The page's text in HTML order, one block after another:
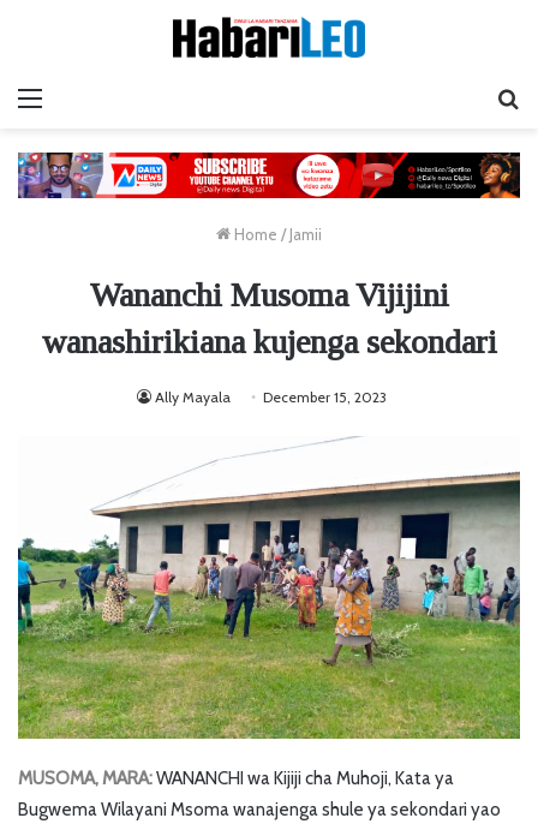
Home / Jamii
Wananchi Musoma Vijijini
wanashirikiana kujenga sekondari
Ally Mayala December 15, 2023
MUSOMA, MARA:WANANCHI wa Kijiji cha Muhoji, Kata ya
Bugwema Wilayani Msoma wanajenga shule ya sekondari yao